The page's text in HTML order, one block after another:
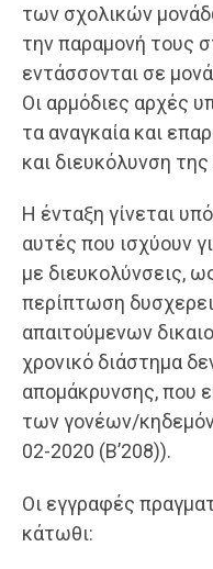
των σχολικών
την παραμονή τους
εντάσσονται σε
Οι αρμόδιες αρχές
τα αναγκαία και
και διευκόλυνση
Η ένταξη γίνεται
αυτές που ισχύουν
με διευκολύνσεις,
περίπτωση
απαιτούμενων
χρονικό διάστημα
απομάκρυνσης, που
των γονέων/
02-2020 (Β’208)).
Οι εγγραφές
κάτωθι: